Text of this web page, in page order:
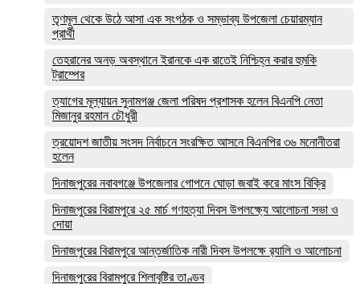
তৃণমূল থেকে উঠে আসা এক সংগঠক ও সম্ভাব্য উপজেলা চেয়ারম্যান
প্রার্থী
তেহরানের অনড় অবস্থানে ইরানকে এক রাতেই নিশ্চিহ্ন করার হুমকি
ট্রাম্পের
ত্যাগের মূল্যায়ন সুনামগঞ্জ জেলা পরিষদ প্রশাসক হলেন বিএনপি নেতা
মিজানুর রহমান চৌধুরী
ত্রয়োদশ জাতীয় সংসদ নির্বাচনে সংরক্ষিত আসনে বিএনপির ৩৬ মনোনীতরা
হলেন
দিনাজপুরের নবাবগঞ্জে উপজেলার গোপনে ঘোড়া জবাই করে মাংস বিক্রি
দিনাজপুরের ‎বিরামপুরে ২৫ মার্চ গণহত্যা দিবস উপলক্ষ্যে আলোচনা সভা ও
দোয়া
দিনাজপুরের বিরামপুরে আন্তর্জাতিক নারী দিবস উপলক্ষে র‍্যালি ও আলোচনা
দিনাজপুরের বিরামপুরে শিলাবৃষ্টির তাণ্ডব